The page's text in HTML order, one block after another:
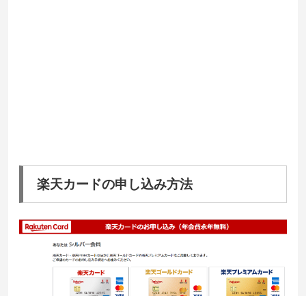
楽天カードの申し込み方法